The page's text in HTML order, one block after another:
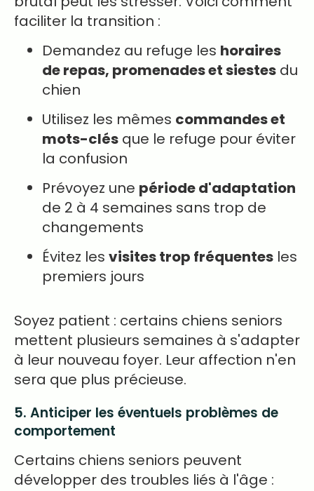
faciliter la transition :
Demandez au refuge les horaires
de repas, promenades et siestes du
chien
Utilisez les mêmes commandes et
mots-clés que le refuge pour éviter
la confusion
Prévoyez une période d'adaptation
de 2 à 4 semaines sans trop de
changements
Évitez les visites trop fréquentes les
premiers jours
Soyez patient : certains chiens seniors
mettent plusieurs semaines à s'adapter
à leur nouveau foyer. Leur affection n'en
sera que plus précieuse.
5. Anticiper les éventuels problèmes de
comportement
Certains chiens seniors peuvent
développer des troubles liés à l'âge :